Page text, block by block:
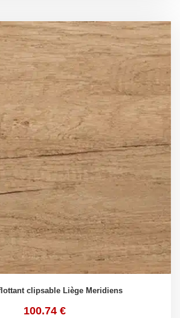
clipsable Liège Meridiens
100.74 €